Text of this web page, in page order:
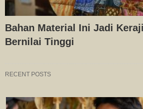
Bahan Material Ini Jadi
Bernilai Tinggi
RECENT POSTS